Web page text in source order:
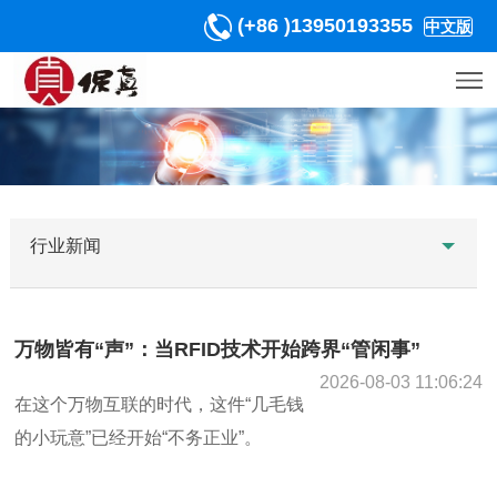
(+86 )13950193355 中文版
行业新闻
万物皆有“声”：当RFID技术开始跨界“管闲事”
2026-08-03 11:06:24
在这个万物互联的时代，这件“几毛钱
的小玩意”已经开始“不务正业”。